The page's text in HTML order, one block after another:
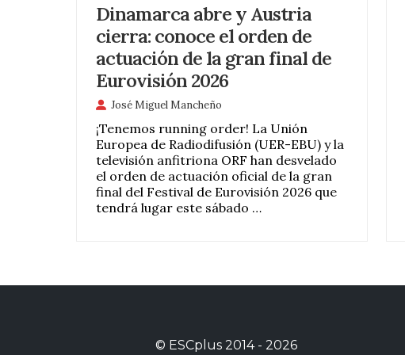
Dinamarca abre y Austria
cierra: conoce el orden de
actuación de la gran final de
Eurovisión 2026
José Miguel Mancheño
¡Tenemos running order! La Unión
Europea de Radiodifusión (UER-EBU) y la
televisión anfitriona ORF han desvelado
el orden de actuación oficial de la gran
final del Festival de Eurovisión 2026 que
tendrá lugar este sábado …
© ESCplus2014 - 2026